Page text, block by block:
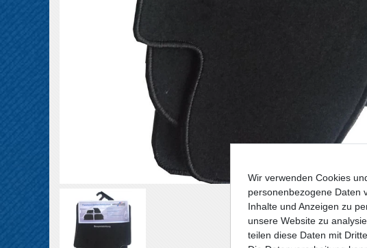
Wir verwenden Cookies
personenbezogene Daten
Inhalte und Anzeigen zu
unsere Website zu
teilen diese Daten mit